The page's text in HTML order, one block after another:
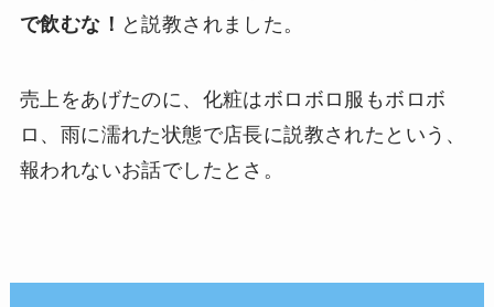
で飲むな！ と説教されました。
売上をあげたのに、化粧はボロボロ服もボロボ
ロ、雨に濡れた状態で店長に説教されたという、
報われないお話でしたとさ。